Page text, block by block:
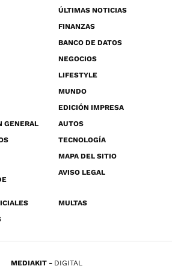
ÚLTIMAS NOTICIAS
FINANZAS
BANCO DE DATOS
NEGOCIOS
LIFESTYLE
MUNDO
EDICIÓN IMPRESA
GENERAL
AUTOS
TECNOLOGÍA
MAPA DEL SITIO
AVISO LEGAL
MULTAS
MEDIAKIT DIGITAL